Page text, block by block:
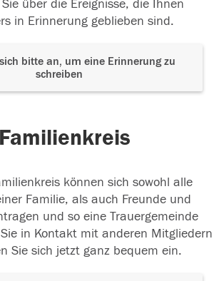
Ruhe in Frieden
über die Ereignisse, die Ihnen
in Erinnerung geblieben sind.
bitte an, um eine Erinnerung zu
schreiben
Familienkreis
können sich sowohl alle
Familie, als auch Freunde und
und so eine Trauergemeinde
in Kontakt mit anderen Mitgliedern
Sie sich jetzt ganz bequem ein.